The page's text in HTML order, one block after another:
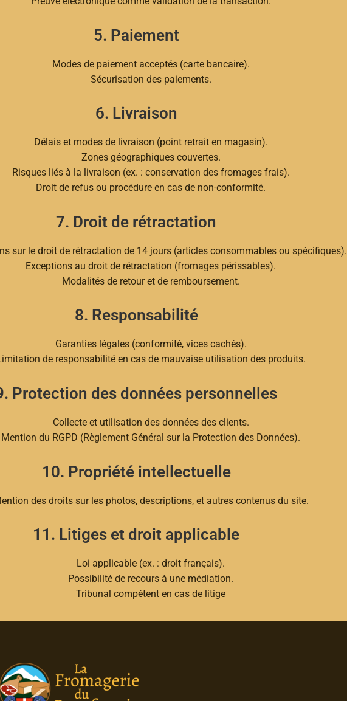
5. Paiement
Modes de paiement acceptés (carte bancaire).
Sécurisation des paiements.
6. Livraison
Délais et modes de livraison (point retrait en magasin).
Zones géographiques couvertes.
Risques liés à la livraison (ex. : conservation des fromages frais).
Droit de refus ou procédure en cas de non-conformité.
7. Droit de rétractation
sur le droit de rétractation de 14 jours (articles consommables ou spécifiques).
Exceptions au droit de rétractation (fromages périssables).
Modalités de retour et de remboursement.
8. Responsabilité
Garanties légales (conformité, vices cachés).
de responsabilité en cas de mauvaise utilisation des produits.
Protection des données personnelles
Collecte et utilisation des données des clients.
Mention du RGPD (Règlement Général sur la Protection des Données).
10. Propriété intellectuelle
des droits sur les photos, descriptions, et autres contenus du site.
11. Litiges et droit applicable
Loi applicable (ex. : droit français).
Possibilité de recours à une médiation.
Tribunal compétent en cas de litige